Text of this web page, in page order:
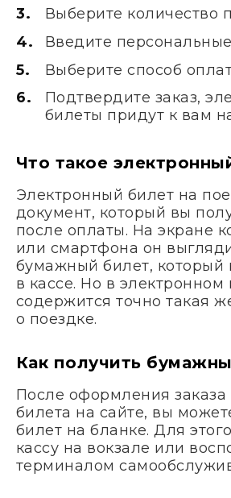
Выберите количество
Введите
Выберите способ
Подтвердите заказ,
билеты придут к вам
Что такое
Электронный билет на
документ, который вы
после оплаты. На экране
или смартфона он
бумажный билет, который
в кассе. Но в электронном
содержится точно такая
о поездке.
Как получить
После оформления
билета на сайте, вы
билет на бланке. Для
кассу на вокзале или
терминалом